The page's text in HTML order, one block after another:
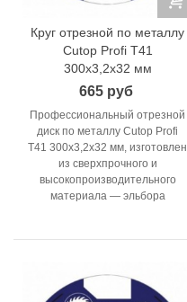
Круг отрезной по металлу
Cutop Profi T41
300x3,2x32 мм
665 руб
Профессиональный отрезной
диск по металлу Cutop Profi
T41 300x3,2x32 мм, изготовлен
из сверхпрочного и
высокопроизводительного
материала — эльбора